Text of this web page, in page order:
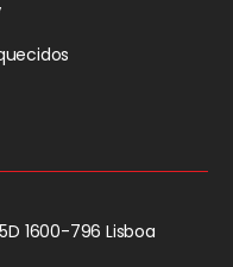
1600-796 Lisboa